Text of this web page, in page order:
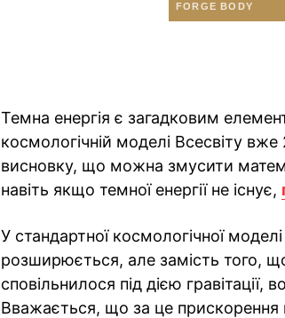
Темна енергія є загадковим
космологічній моделі Всесвіту
висновку, що можна змусити
навіть якщо темної енергії не існує,
У стандартної космологічної
розширюється, але замість того,
сповільнилося під дією
Вважається, що за це прискорення